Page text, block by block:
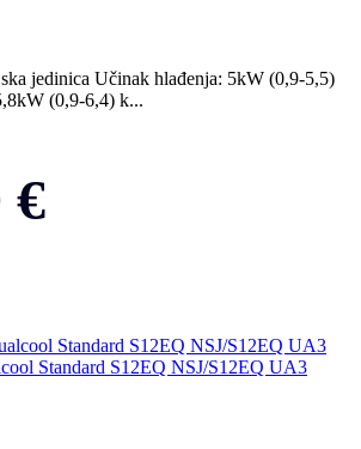
jedinica Učinak hlađenja: 5kW (0,9-5,5)
(0,9-6,4) k...
€
Standard S12EQ NSJ/S12EQ UA3